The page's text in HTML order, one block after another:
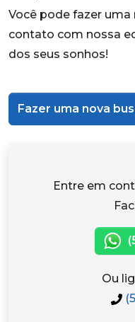
Você pode fazer
contato com nossa
dos seus sonhos!
Fazer uma nova
Entre em
Ou